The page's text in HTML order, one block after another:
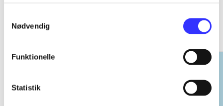
Nødvendig
Funktionelle
Statistik
Gå til serien